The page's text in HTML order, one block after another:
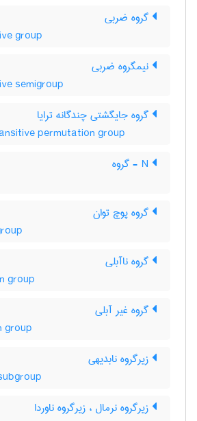
گروه ضربی
group
نیمگروه ضربی
semigroup
گروه جایگشتی چندگانه ترایا
permutation group
گروه پوچ توان
گروه ناآبلی
group
گروه غیر آبلی
group
زیرگروه نابدیهی
زیرگروه نرمال ، زیرگروه ناوردا